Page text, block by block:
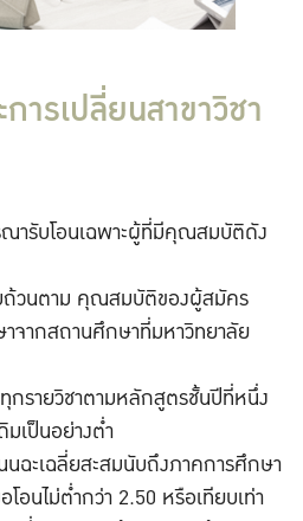
ารเปลี่ยนสาขาวิชา
ารับโอนเฉพาะผู้ที่มีคุณสมบัติดัง
วนตาม คุณสมบัติของผู้สมัคร
จากสถานศึกษาที่มหาวิทยาลัย
กรายวิชาตามหลักสูตรชั้นปีที่หนึ่ง
เป็นอย่างต่ำ
ฉะเฉลี่ยสะสมนับถึงภาคการศึกษา
อนไม่ต่ำกว่า 2.50 หรือเทียบเท่า